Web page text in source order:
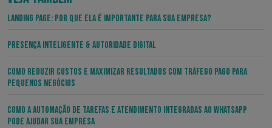
Landing Page: por que ela é importante para sua empresa?
Presença Inteligente & Autoridade Digital
Como Reduzir Custos e Maximizar Resultados com Tráfego Pago para
Pequenos Negócios
Como a Automação de Tarefas e Atendimento Integradas ao WhatsApp
pode Ajudar sua Empresa